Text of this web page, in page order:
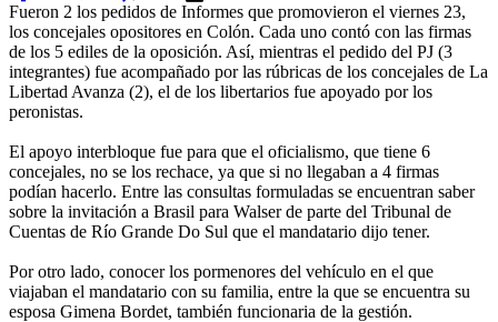
Fueron 2 los pedidos de Informes que promovieron el viernes 23,
los concejales opositores en Colón. Cada uno contó con las firmas
de los 5 ediles de la oposición. Así, mientras el pedido del PJ (3
integrantes) fue acompañado por las rúbricas de los concejales de La
Libertad Avanza (2), el de los libertarios fue apoyado por los
peronistas.
El apoyo interbloque fue para que el oficialismo, que tiene 6
concejales, no se los rechace, ya que si no llegaban a 4 firmas
podían hacerlo. Entre las consultas formuladas se encuentran saber
sobre la invitación a Brasil para Walser de parte del Tribunal de
Cuentas de Río Grande Do Sul que el mandatario dijo tener.
Por otro lado, conocer los pormenores del vehículo en el que
viajaban el mandatario con su familia, entre la que se encuentra su
esposa Gimena Bordet, también funcionaria de la gestión.